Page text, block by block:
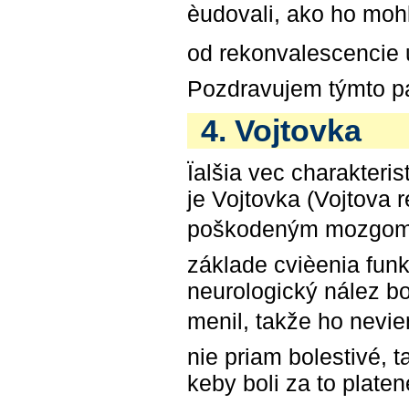
èudovali, ako ho
od rekonvalescencie
Pozdravujem týmto
4. Vojtovka
Ïalšia vec
je Vojtovka (Vojtova
poškodeným
základe cvièenia
neurologický nález
menil, takže ho
nie priam bolestivé,
keby boli za to